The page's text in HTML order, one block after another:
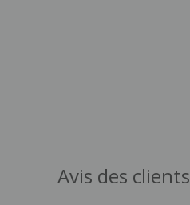
Avis des clients